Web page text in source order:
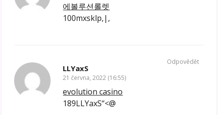
에볼루션롤렛
100mxsklp,|,
LLYaxS
21 června, 2022 (16:55)
evolution casino
189LLYaxS“<@
Odpovědět